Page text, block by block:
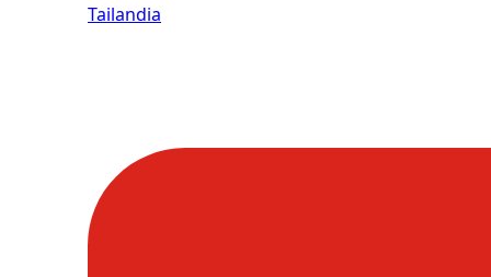
Tailandia